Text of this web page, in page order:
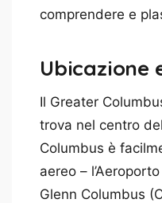
comprendere e
Ubicazione
Il Greater
trova nel centro
Columbus è
aereo –
Glenn Columbus